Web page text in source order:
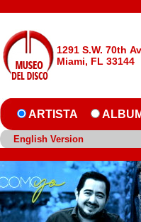
1291 S.W. 70th
Miami, FL 33144
ARTISTA
English Version